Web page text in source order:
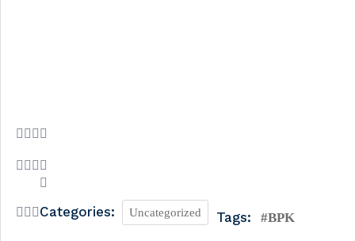
Categories: Uncategorized Tags: #BPK